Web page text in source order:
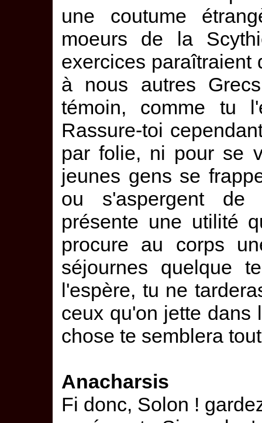
une coutume
moeurs de la
exercices paraîtraient
à nous autres
témoin, comme tu
Rassure-toi
par folie, ni pour se
jeunes gens se
ou s'aspergent de
présente une utilité
procure au corps
séjournes quelque
l'espère, tu ne
ceux qu'on jette dans
chose te semblera
Anacharsis
Fi donc, Solon !